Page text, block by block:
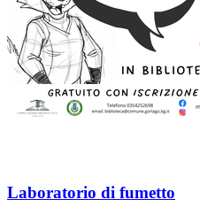
Laboratorio di fumetto